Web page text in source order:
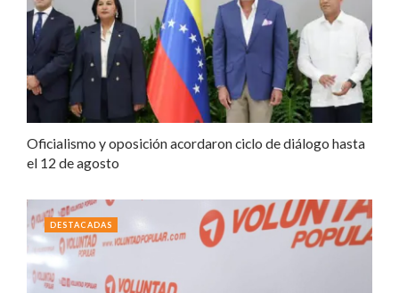
Oficialismo y oposición acordaron ciclo de diálogo hasta
el 12 de agosto
DESTACADAS